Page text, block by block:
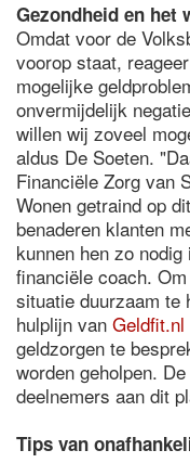
Gezondheid en het
Omdat voor de
voorop staat,
mogelijke
onvermijdelijk
willen wij zoveel
aldus De Soeten.
Financiële Zorg van
Wonen getraind op
benaderen klanten
kunnen hen zo
financiële coach.
situatie duurzaam te
hulplijn van Geldfit.nl
geldzorgen te
worden geholpen.
deelnemers aan dit
Tips van